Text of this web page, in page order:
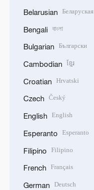
Belarusian Беларуская
Bengali বাংলা
Bulgarian Български
Cambodian ខ្មែរ
Croatian Hrvatski
Czech Český
English English
Esperanto Esperanto
Filipino Filipino
French Français
German Deutsch